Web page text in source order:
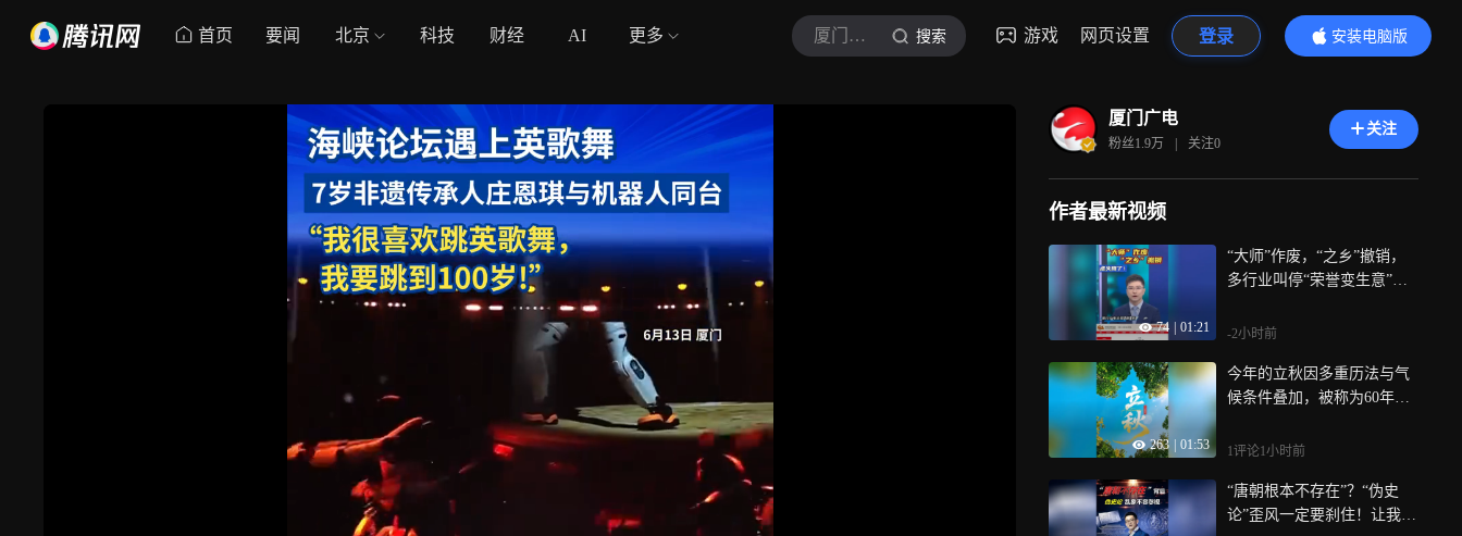
首页 要闻 北京 科技 财经 AI 更多 厦门广电 搜索 游戏 网页设置 登录
安装电脑版
内容更精彩
厦门广电
粉丝1.9万 | 关注0
关注
作者最新视频
74 01:21
“大师”作废，“之乡”撤销，
多行业叫停“荣誉变生意”乱
最公平的逻辑：凭本事说
-2小时前
263 01:53
今年的立秋因多重历法与气
候条件叠加，被称为60年一
候能够凉快下来？
1评论1小时前
“唐朝根本不存在”？“伪史
论”歪风一定要刹住！让我们